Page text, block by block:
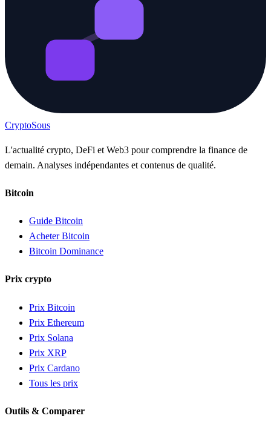
CryptoSous
L'actualité crypto, DeFi et Web3 pour comprendre la finance de
demain. Analyses indépendantes et contenus de qualité.
Bitcoin
Guide Bitcoin
Acheter Bitcoin
Bitcoin Dominance
Prix crypto
Prix Bitcoin
Prix Ethereum
Prix Solana
Prix XRP
Prix Cardano
Tous les prix
Outils & Comparer